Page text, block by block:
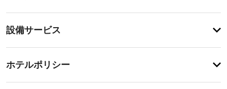
備
ー
ス
設備サービス
設
ー
ホテルポリシー
ェ
ッ